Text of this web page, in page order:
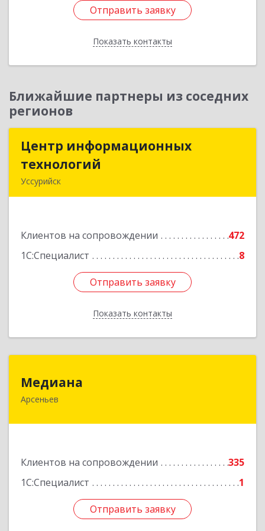
Отправить заявку
Показать контакты
Отправить заявку
Назад
Ближайшие партнеры из соседних
регионов
Центр информационных
технологий
Уссурийск
Клиентов на сопровождении
472
1С:Специалист
8
Отправить заявку
Показать контакты
Центр информационных
Подробнее
Отправить заявку
Назад
Медиана
Арсеньев
Клиентов на сопровождении
335
1С:Специалист
1
Отправить заявку
Отправить заявку